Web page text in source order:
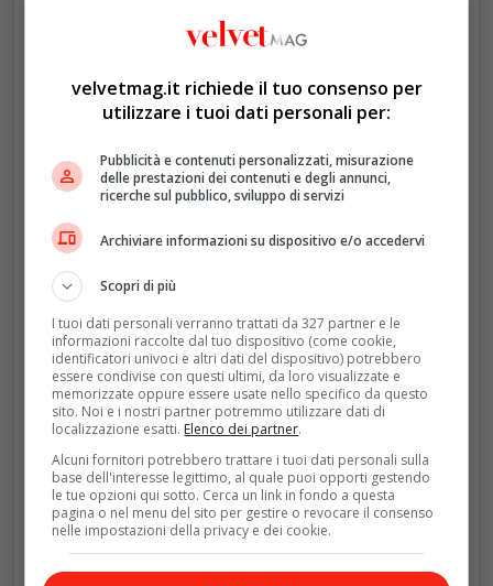
velvetmag.it richiede il tuo consenso per
utilizzare i tuoi dati personali per:
Pubblicità e contenuti personalizzati, misurazione
delle prestazioni dei contenuti e degli annunci,
ricerche sul pubblico, sviluppo di servizi
Archiviare informazioni su dispositivo e/o accedervi
Scopri di più
I tuoi dati personali verranno trattati da 327 partner e le
informazioni raccolte dal tuo dispositivo (come cookie,
identificatori univoci e altri dati del dispositivo) potrebbero
essere condivise con questi ultimi, da loro visualizzate e
memorizzate oppure essere usate nello specifico da questo
sito. Noi e i nostri partner potremmo utilizzare dati di
localizzazione esatti. Elenco dei partner.
Alcuni fornitori potrebbero trattare i tuoi dati personali sulla
base dell'interesse legittimo, al quale puoi opporti gestendo
le tue opzioni qui sotto. Cerca un link in fondo a questa
pagina o nel menu del sito per gestire o revocare il consenso
nelle impostazioni della privacy e dei cookie.